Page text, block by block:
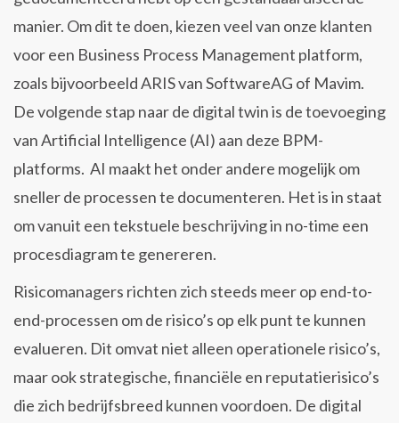
manier. Om dit te doen, kiezen veel van onze klanten
voor een Business Process Management platform,
zoals bijvoorbeeld ARIS van SoftwareAG of Mavim.
De volgende stap naar de digital twin is de toevoeging
van Artificial Intelligence (AI) aan deze BPM-
platforms. AI maakt het onder andere mogelijk om
sneller de processen te documenteren. Het is in staat
om vanuit een tekstuele beschrijving in no-time een
procesdiagram te genereren.
Risicomanagers richten zich steeds meer op end-to-
end-processen om de risico’s op elk punt te kunnen
evalueren. Dit omvat niet alleen operationele risico’s,
maar ook strategische, financiële en reputatierisico’s
die zich bedrijfsbreed kunnen voordoen. De digital